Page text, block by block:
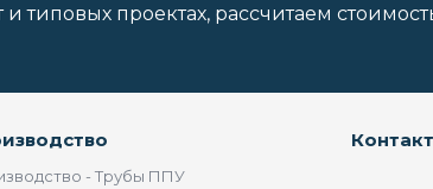
типовых проектах, рассчитаем
- Трубы ППУ